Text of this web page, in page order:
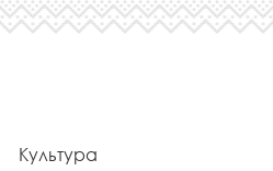
Культура